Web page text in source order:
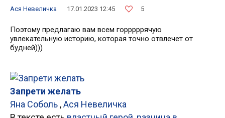
Ася Невеличка 17.01.2023 12:45 5
Поэтому предлагаю вам всем горррррячую
увлекательную историю, которая точно отвлечет от
будней)))
Запрети желать
Яна Соболь ,Ася Невеличка